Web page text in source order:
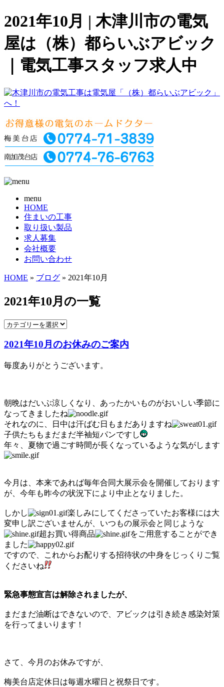
2021年10月 | 木津川市の電気
屋は（株）都らいぶアビック
｜電気工事スタッフ求人中
menu
HOME
住まいの工事
取り扱い製品
求人募集
会社概要
お問い合わせ
HOME » ブログ » 2021年10月
2021年10月の一覧
2021年10月のお休みのご案内
毎度ありがとうございます。
朝晩はだいぶ涼しくなり、あったかいものがおいしい季節に
なってきましたね
それなのに、日中は汗ばむ日もまだありますね
子供たちもまだまだ半袖短パンですし
年々、夏物で過ごす時間が長くなっているような気がします
今月は、本来であれば毎年合同大展示会を開催しております
が、今年も昨今の状況下により中止となりました。
しかし
楽しみにしてくださっていたお客様には大
変申し訳ございませんが、いつもの展示会と同じような
超お買い得商品
をご用意することができ
ました
ですので、これからお配りする招待状の中身をじっくりご覧
くださいね
緊急事態宣言は解除されましたが、
まだまだ油断はできないので、アビックは引き続き感染対策
を行ってまいります！
さて、今月のお休みですが、
梅美台店定休日は毎週水曜日と祝祭日です。